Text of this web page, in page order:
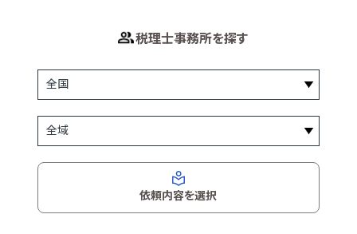
税理士事務所を探す
依頼内容を選択